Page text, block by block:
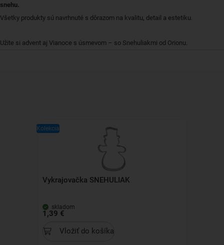
snehu.
Všetky produkty sú navrhnuté s dôrazom na kvalitu, detail a estetiku.
Užite si advent aj Vianoce s úsmevom – so Snehuliakmi od Orionu.
Kolekcia
Vykrajovačka SNEHULIAK
skladom
1,39 €
Vložiť do košíka